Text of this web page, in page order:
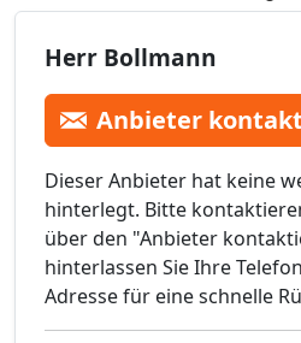
Herr Bollmann
Anbieter
Dieser Anbieter hat keine
hinterlegt. Bitte
über den "Anbieter
hinterlassen Sie Ihre
Adresse für eine schnelle